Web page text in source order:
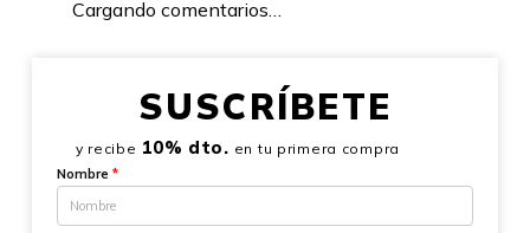
Cargando comentarios…
SUSCRÍBETE
y recibe 10% dto. en tu primera compra
Nombre *